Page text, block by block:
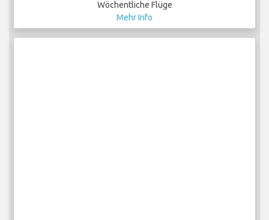
Wöchentliche Flüge
Mehr Info